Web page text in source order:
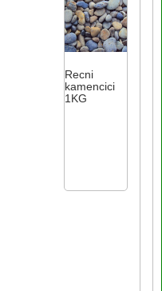
Recni
kamencici
1KG